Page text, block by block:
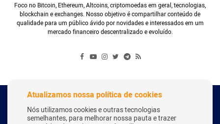
Foco no Bitcoin, Ethereum, Altcoins, criptomoedas em geral, tecnologias,
blockchain e exchanges. Nosso objetivo é compartilhar conteúdo de
qualidade para um público ávido por novidades e interessados em um
mercado financeiro descentralizado e evoluído.
Copyright Webitcoin 2018 - Todos os Direitos Reservados
Atualizamos nossa política de cookies
Nós utilizamos cookies e outras tecnologias
semelhantes, para melhorar nossa pauta e trazer